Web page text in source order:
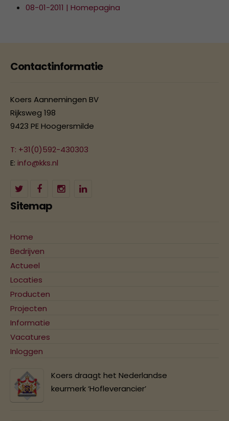
08-01-2011 | Homepagina
Contactinformatie
Koers Aannemingen BV
Rijksweg 198
9423 PE Hoogersmilde
T: +31(0)592-430303
E: info@kks.nl
Sitemap
Home
Bedrijven
Actueel
Locaties
Producten
Projecten
Informatie
Vacatures
Inloggen
Koers draagt het Nederlandse
keurmerk ‘Hofleverancier’